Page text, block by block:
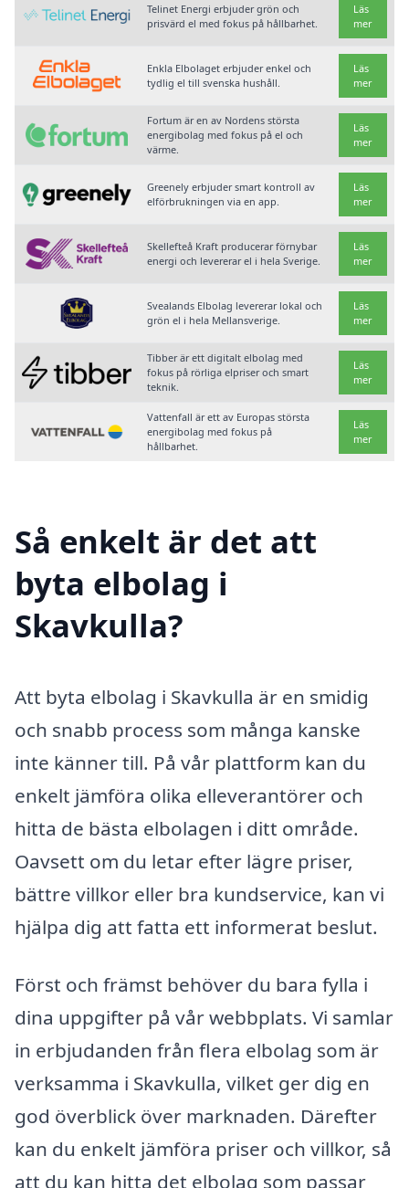
Telinet Energi erbjuder grön och
prisvärd el med fokus på hållbarhet.
Läs
mer
Enkla Elbolaget erbjuder enkel och
tydlig el till svenska hushåll.
Läs
mer
Fortum är en av Nordens största
energibolag med fokus på el och
värme.
Läs
mer
Greenely erbjuder smart kontroll av
elförbrukningen via en app.
Läs
mer
Skellefteå Kraft producerar förnybar
energi och levererar el i hela Sverige.
Läs
mer
Svealands Elbolag levererar lokal och
grön el i hela Mellansverige.
Läs
mer
Tibber är ett digitalt elbolag med
fokus på rörliga elpriser och smart
teknik.
Läs
mer
Vattenfall är ett av Europas största
energibolag med fokus på
hållbarhet.
Läs
mer
Så enkelt är det att
byta elbolag i
Skavkulla?
Att byta elbolag i Skavkulla är en smidig
och snabb process som många kanske
inte känner till. På vår plattform kan du
enkelt jämföra olika elleverantörer och
hitta de bästa elbolagen i ditt område.
Oavsett om du letar efter lägre priser,
bättre villkor eller bra kundservice, kan vi
hjälpa dig att fatta ett informerat beslut.
Först och främst behöver du bara fylla i
dina uppgifter på vår webbplats. Vi samlar
in erbjudanden från flera elbolag som är
verksamma i Skavkulla, vilket ger dig en
god överblick över marknaden. Därefter
kan du enkelt jämföra priser och villkor, så
att du kan hitta det elbolag som passar